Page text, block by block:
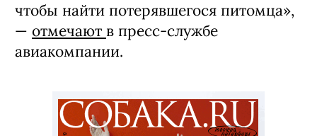
чтобы найти потерявшегося питомца»,
— отмечают в пресс-службе
авиакомпании.